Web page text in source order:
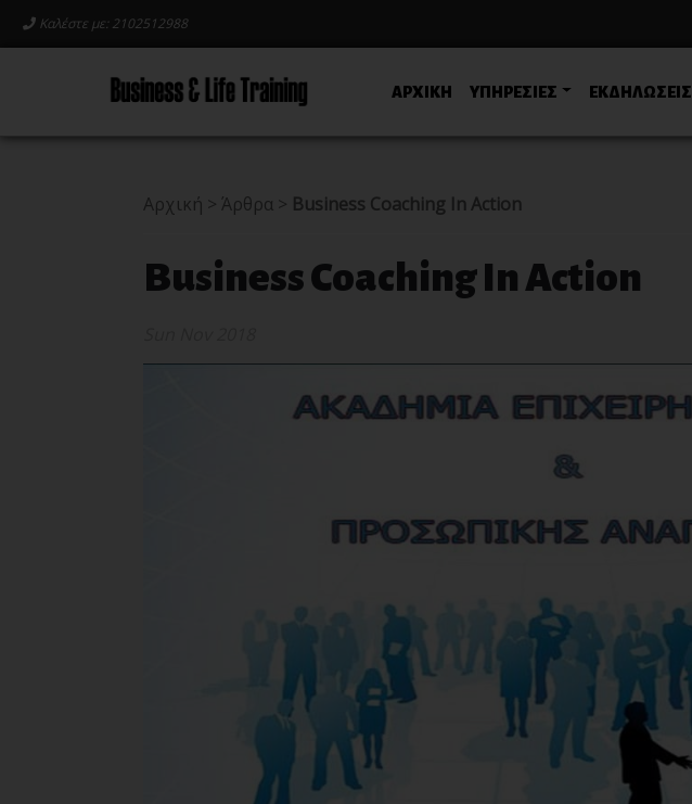
Καλέστε με: 2102512988
ΑΡΧΙΚΗ ΥΠΗΡΕΣΙΕΣ ΕΚΔΗΛΩΣΕΙΣ
Αρχική > Άρθρα > Business Coaching In Action
Business Coaching In Action